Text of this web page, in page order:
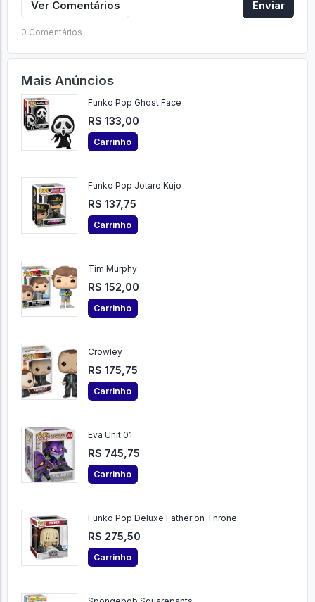
Ver Comentários Enviar
0 Comentários
Mais Anúncios
Funko Pop Ghost Face
R$ 133,00
Carrinho
Funko Pop Jotaro Kujo
R$ 137,75
Carrinho
Tim Murphy
R$ 152,00
Carrinho
Crowley
R$ 175,75
Carrinho
Eva Unit 01
R$ 745,75
Carrinho
Funko Pop Deluxe Father on Throne
R$ 275,50
Carrinho